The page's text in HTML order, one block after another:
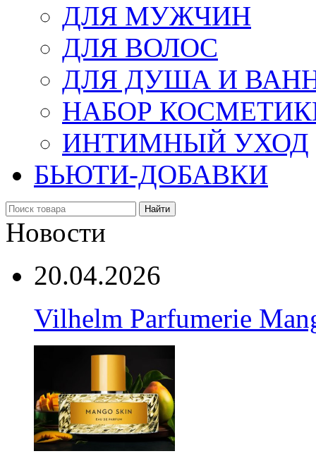
ДЛЯ МУЖЧИН
ДЛЯ ВОЛОС
ДЛЯ ДУША И
НАБОР
ИНТИМНЫЙ УХОД
БЬЮТИ-ДОБАВКИ
Найти
Новости
20.04.2026
Vilhelm Parfumerie